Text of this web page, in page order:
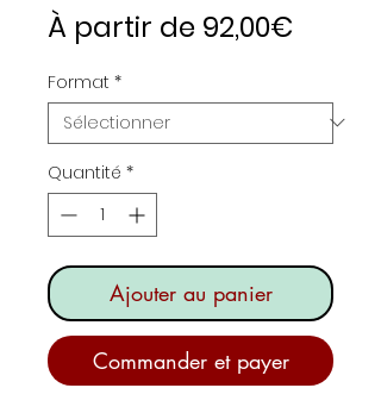
À partir de 92,00€
Format *
Quantité *
Ajouter au panier
Commander et payer